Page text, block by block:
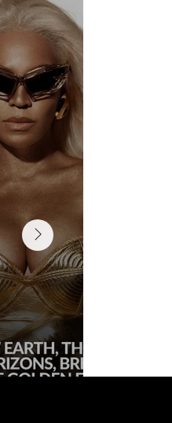
A CIÊNCIA DE